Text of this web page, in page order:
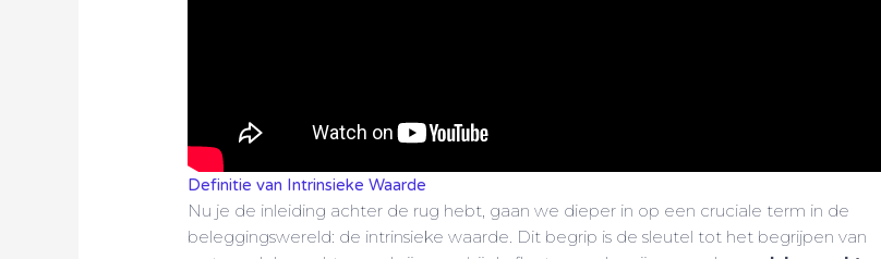
Definitie van Intrinsieke Waarde
Nu je de inleiding achter de rug hebt, gaan we dieper in op een cruciale term in de
beleggingswereld: de intrinsieke waarde. Dit begrip is de sleutel tot het begrijpen van